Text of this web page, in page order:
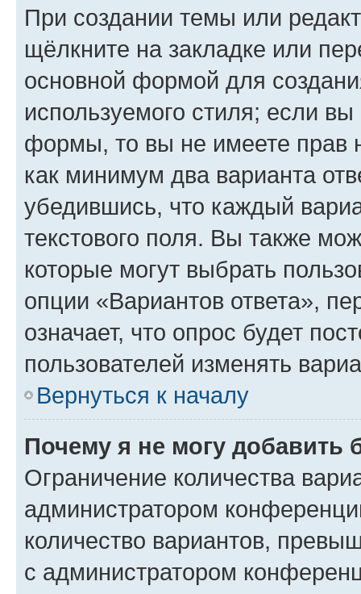
При создании темы или
щёлкните на закладке или
основной формой для
используемого стиля; если
формы, то вы не имеете прав
как минимум два варианта
убедившись, что каждый
текстового поля. Вы также
которые могут выбрать
опции «Вариантов ответа»,
означает, что опрос будет
пользователей изменять
Вернуться к началу
Почему я не могу добавить
Ограничение количества
администратором
количество вариантов,
с администратором